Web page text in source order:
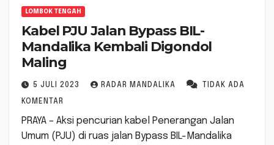
LOMBOK TENGAH
Kabel PJU Jalan Bypass BIL-
Mandalika Kembali Digondol
Maling
5 JULI 2023 RADAR MANDALIKA TIDAK ADA
KOMENTAR
PRAYA – Aksi pencurian kabel Penerangan Jalan
Umum (PJU) di ruas jalan Bypass BIL-Mandalika